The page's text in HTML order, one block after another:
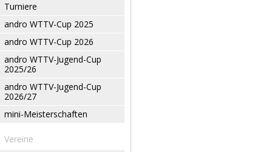
Turniere
andro WTTV-Cup 2025
andro WTTV-Cup 2026
andro WTTV-Jugend-Cup
2025/26
andro WTTV-Jugend-Cup
2026/27
mini-Meisterschaften
Vereine